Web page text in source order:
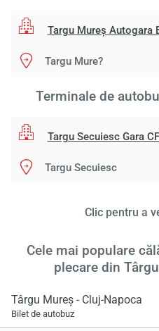
Targu Mureş Autogara
Targu Mure?
Terminale de
Targu Secuiesc Gara
Targu Secuiesc
Clic pentru a
Cele mai populare
plecare din
Târgu Mureş - Cluj-Napoca
Bilet de autobuz